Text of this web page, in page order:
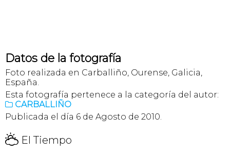
Datos de la fotografía
Foto realizada en Carballiño, Ourense, Galicia,
España.
Esta fotografía pertenece a la categoría del autor:
 CARBALLIÑO
Publicada el día 6 de Agosto de 2010.
H El Tiempo